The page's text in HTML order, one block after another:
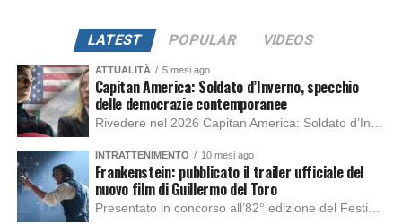
LATEST POPULAR VIDEOS
ATTUALITÀ 5 mesi ago
Capitan America: Soldato d’Inverno, specchio
delle democrazie contemporanee
INTRATTENIMENTO 10 mesi ago
Frankenstein: pubblicato il trailer ufficiale del
nuovo film di Guillermo del Toro